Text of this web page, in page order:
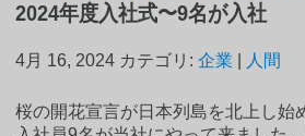
2024年度入社式〜9名が入社
4月 16, 2024 カテゴリ:企業 人間
桜の開花宣言が日本列島を北上し始